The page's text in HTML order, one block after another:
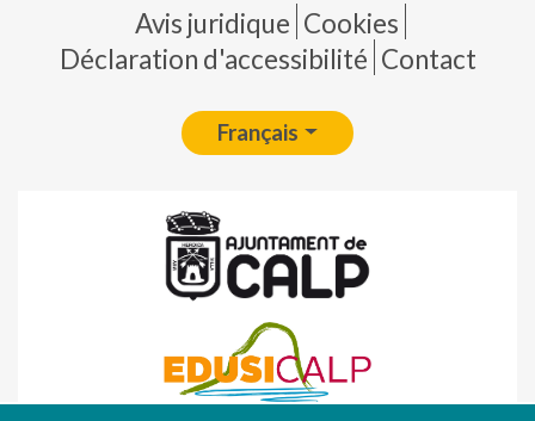
Pie de página
Avis juridique Cookies
Déclaration d'accessibilité Contact
Français